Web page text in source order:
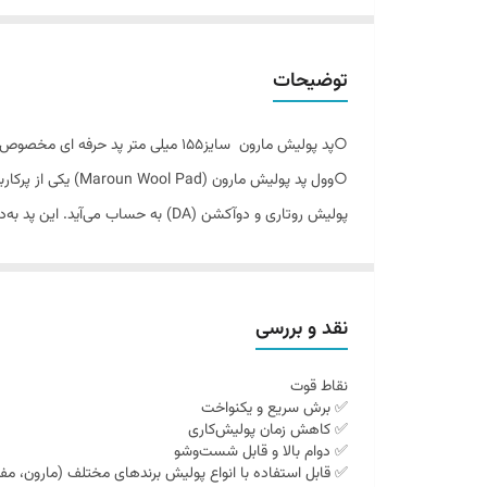
توضیحات
○پد پوليش مارون سايز۱۵۵ ميلى متر پد حرفه اى مخصوص پوليش كارى با دستكاه اوربيتال وروتارى .
پولیش روتاری و دوآکشن (DA) به حساب می‌آید. این پد به‌دلیل ساختار پشمی متراکم، قدرت لایه‌برداری بالایی دارد و در مراحل پولیش زبر یا Cutting Stage مورد استفاده قرار می‌گیرد.
الیاف باکیفیت و با تراکم بالا باعث می‌شود پد بتواند خط
⚙️ قطر استاندارد ۱۵۵ میلی‌متر:
سایز مناسب برای اکثر دستگاه‌های پولیش حرفه‌ای؛ هم
💪 قدرت برش بالا همراه با خروجی براق:
این پد به‌خوبی قدرت برش ترکیبات پولیش زبر را افزایش
نقد و بررسی
نقاط قوت
✅ برش سریع و یکنواخت
✅ کاهش زمان پولیش‌کاری
✅ دوام بالا و قابل شست‌وشو
✅ قابل استفاده با انواع پولیش برندهای مختلف (مارون،